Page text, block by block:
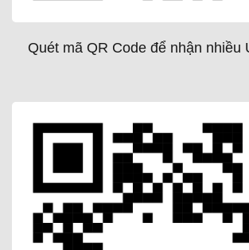
Quét mã QR Code để nhận nhiều